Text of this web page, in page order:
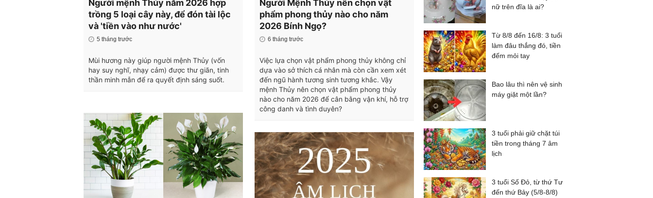
Người mệnh Thủy năm 2026 hợp
trồng 5 loại cây này, để đón tài lộc
và 'tiền vào như nước'
5 tháng trước
Mùi hương này giúp người mệnh Thủy (vốn
hay suy nghĩ, nhạy cảm) được thư giãn, tinh
thần minh mẫn để ra quyết định sáng suốt.
Người Mệnh Thủy nên chọn vật
phẩm phong thủy nào cho năm
2026 Bính Ngọ?
6 tháng trước
Việc lựa chọn vật phẩm phong thủy không chỉ
dựa vào sở thích cá nhân mà còn cần xem xét
đến ngũ hành tương sinh tương khắc. Vậy
mệnh Thủy nên chọn vật phẩm phong thủy
nào cho năm 2026 để cân bằng vận khí, hỗ trợ
công danh và tình duyên?
nữ trên đĩa là ai?
Từ 8/8 đến 16/8: 3 tuổi
làm đâu thắng đó, tiền
đếm mỏi tay
Bao lâu thì nên vệ sinh
máy giặt một lần?
3 tuổi phải giữ chặt túi
tiền trong tháng 7 âm
lịch
3 tuổi Số Đỏ, từ thứ Tư
đến thứ Bảy (5/8-8/8)